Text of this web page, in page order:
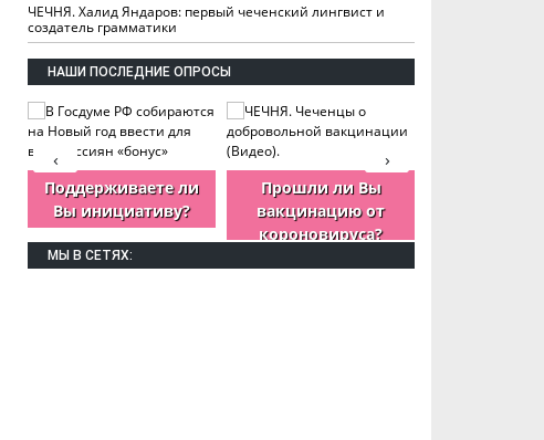
ЧЕЧНЯ. Халид Яндаров: первый чеченский лингвист и
создатель грамматики
НАШИ ПОСЛЕДНИЕ ОПРОСЫ
Поддерживаете ли
Вы инициативу?
Прошли ли Вы
вакцинацию от
короновируса?
›
‹
МЫ В СЕТЯХ: